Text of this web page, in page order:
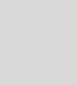
OFICINA